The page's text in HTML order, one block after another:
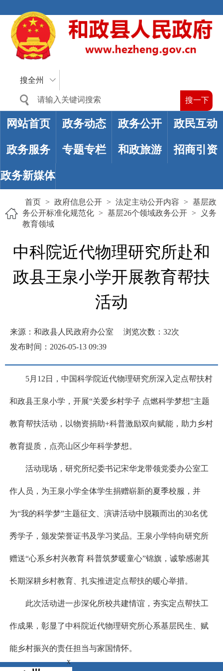
搜全州
网站首页 政务动态 政务公开 政民互动
政务服务 专题专栏 和政旅游 招商引资
政务新媒体
首页 > 政府信息公开 > 法定主动公开内容 > 基层政
务公开标准化规范化 > 基层26个领域政务公开 >
义务
教育领域
中科院近代物理研究所赴和
政县王泉小学开展教育帮扶
活动
来源：和政县人民政府办公室 浏览次数： 32次
发布时间：2026-05-13 09:39
5月12日，中国科学院近代物理研究所深入定点帮扶村
和政县王泉小学，开展“关爱乡村学子 点燃科学梦想”主题
教育帮扶活动，以物资捐助+科普激励双向赋能，助力乡村
教育提质，点亮山区少年科学梦想。
活动现场，研究所纪委书记宋华龙带领党委办公室工
作人员，为王泉小学全体学生捐赠崭新的夏季校服，并
为“我的科学梦”主题征文、演讲活动中脱颖而出的30名优
秀学子，颁发荣誉证书及学习奖品。王泉小学特向研究所
赠送“心系乡村兴教育 科普筑梦暖童心”锦旗，诚挚感谢其
长期深耕乡村教育、扎实推进定点帮扶的暖心举措。
此次活动进一步深化所校共建情谊，夯实定点帮扶工
作成果，彰显了中科院近代物理研究所心系基层民生、赋
能乡村振兴的责任担当与家国情怀。
x